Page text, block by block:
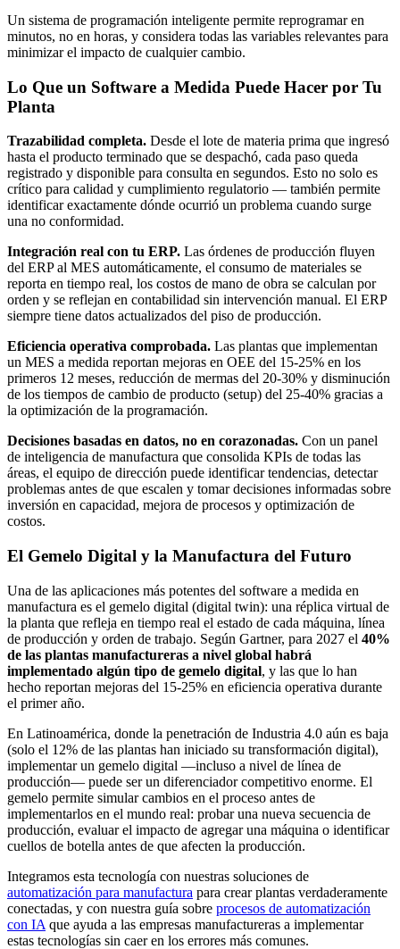
Un sistema de programación inteligente permite reprogramar en
minutos, no en horas, y considera todas las variables relevantes para
minimizar el impacto de cualquier cambio.
Lo Que un Software a Medida Puede Hacer por Tu
Planta
Trazabilidad completa. Desde el lote de materia prima que ingresó
hasta el producto terminado que se despachó, cada paso queda
registrado y disponible para consulta en segundos. Esto no solo es
crítico para calidad y cumplimiento regulatorio — también permite
identificar exactamente dónde ocurrió un problema cuando surge
una no conformidad.
Integración real con tu ERP. Las órdenes de producción fluyen
del ERP al MES automáticamente, el consumo de materiales se
reporta en tiempo real, los costos de mano de obra se calculan por
orden y se reflejan en contabilidad sin intervención manual. El ERP
siempre tiene datos actualizados del piso de producción.
Eficiencia operativa comprobada. Las plantas que implementan
un MES a medida reportan mejoras en OEE del 15-25% en los
primeros 12 meses, reducción de mermas del 20-30% y disminución
de los tiempos de cambio de producto (setup) del 25-40% gracias a
la optimización de la programación.
Decisiones basadas en datos, no en corazonadas. Con un panel
de inteligencia de manufactura que consolida KPIs de todas las
áreas, el equipo de dirección puede identificar tendencias, detectar
problemas antes de que escalen y tomar decisiones informadas sobre
inversión en capacidad, mejora de procesos y optimización de
costos.
El Gemelo Digital y la Manufactura del Futuro
Una de las aplicaciones más potentes del software a medida en
manufactura es el gemelo digital (digital twin): una réplica virtual de
la planta que refleja en tiempo real el estado de cada máquina, línea
de producción y orden de trabajo. Según Gartner, para 2027 el 40%
de las plantas manufactureras a nivel global habrá
implementado algún tipo de gemelo digital, y las que lo han
hecho reportan mejoras del 15-25% en eficiencia operativa durante
el primer año.
En Latinoamérica, donde la penetración de Industria 4.0 aún es baja
(solo el 12% de las plantas han iniciado su transformación digital),
implementar un gemelo digital —incluso a nivel de línea de
producción— puede ser un diferenciador competitivo enorme. El
gemelo permite simular cambios en el proceso antes de
implementarlos en el mundo real: probar una nueva secuencia de
producción, evaluar el impacto de agregar una máquina o identificar
cuellos de botella antes de que afecten la producción.
Integramos esta tecnología con nuestras soluciones de
automatización para manufactura para crear plantas verdaderamente
conectadas, y con nuestra guía sobre procesos de automatización
con IA que ayuda a las empresas manufactureras a implementar
estas tecnologías sin caer en los errores más comunes.